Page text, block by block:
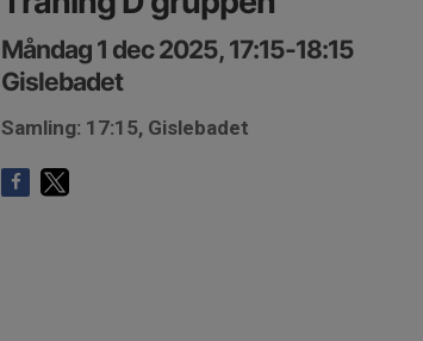
Måndag 1 dec 2025, 17:15-18:15
Gislebadet
Samling: 17:15, Gislebadet